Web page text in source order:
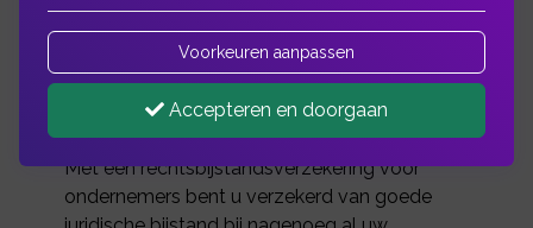
U ontkomt er bijna niet meer aan: iedere
ondernemer heeft wel eens een juridisch
probleem. Bijvoorbeeld met een werknemer,
de arbeidsinspectie, een leverancier, de
gemeente of over een contract.
Met een rechtsbijstandsverzekering voor
ondernemers bent u verzekerd van goede
Voorkeuren aanpassen
Accepteren en doorgaan